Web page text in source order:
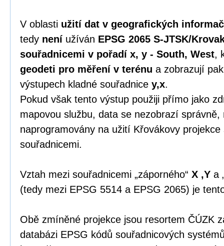
V oblasti užití dat v geografických
tedy není užíván EPSG 2065 S-JTSK/
souřadnicemi v pořadí x, y - South, West,
geodeti pro měření v terénu a zobrazují
výstupech kladné souřadnice y,x.
Pokud však tento výstup použiji přímo jako
mapovou službu, data se nezobrazí
naprogramovány na užití Křovákovy projekce
souřadnicemi.
Vztah mezi souřadnicemi „záporného“ X ,Y a
(tedy mezi EPSG 5514 a EPSG 2065) je
Obě zmíněné projekce jsou resortem ČÚZK
databázi EPSG kódů souřadnicových